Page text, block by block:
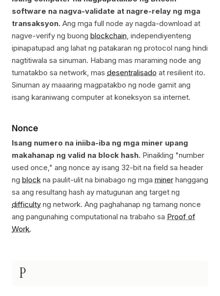
software na nagva-validate at nagre-relay ng mga
transaksyon. Ang mga full node ay nagda-download at
nagve-verify ng buong blockchain, independiyenteng
ipinapatupad ang lahat ng patakaran ng protocol nang hindi
nagtitiwala sa sinuman. Habang mas maraming node ang
tumatakbo sa network, mas desentralisado at resilient ito.
Sinuman ay maaaring magpatakbo ng node gamit ang
isang karaniwang computer at koneksyon sa internet.
Nonce
Isang numero na iniiba-iba ng mga miner upang
makahanap ng valid na block hash. Pinaikling "number
used once," ang nonce ay isang 32-bit na field sa header
ng block na paulit-ulit na binabago ng mga miner hanggang
sa ang resultang hash ay matugunan ang target ng
difficulty ng network. Ang paghahanap ng tamang nonce
ang pangunahing computational na trabaho sa Proof of
Work.
P